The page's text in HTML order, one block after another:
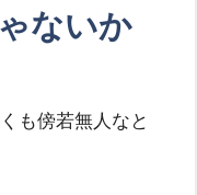
ないか
も傍若無人なと